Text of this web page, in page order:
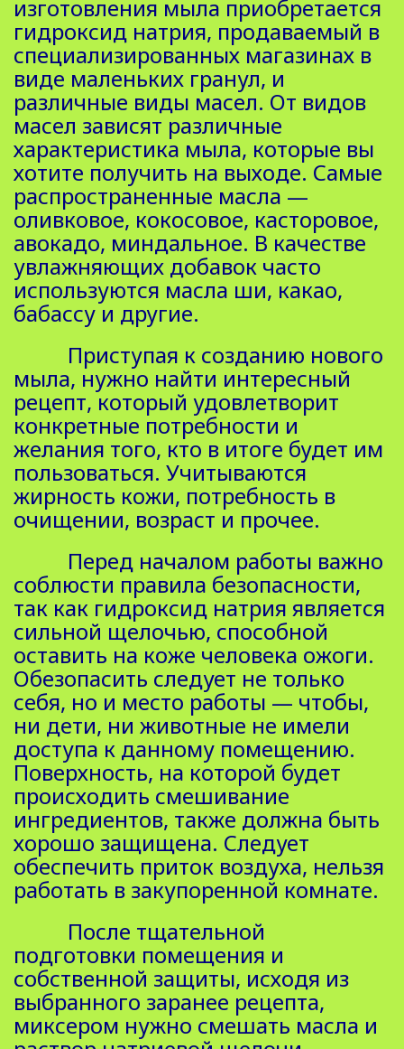
изготовления мыла приобретается
гидроксид натрия, продаваемый в
специализированных магазинах в
виде маленьких гранул, и
различные виды масел. От видов
масел зависят различные
характеристика мыла, которые вы
хотите получить на выходе. Самые
распространенные масла —
оливковое, кокосовое, касторовое,
авокадо, миндальное. В качестве
увлажняющих добавок часто
используются масла ши, какао,
бабассу и другие.
Приступая к созданию нового
мыла, нужно найти интересный
рецепт, который удовлетворит
конкретные потребности и
желания того, кто в итоге будет им
пользоваться. Учитываются
жирность кожи, потребность в
очищении, возраст и прочее.
Перед началом работы важно
соблюсти правила безопасности,
так как гидроксид натрия является
сильной щелочью, способной
оставить на коже человека ожоги.
Обезопасить следует не только
себя, но и место работы — чтобы,
ни дети, ни животные не имели
доступа к данному помещению.
Поверхность, на которой будет
происходить смешивание
ингредиентов, также должна быть
хорошо защищена. Следует
обеспечить приток воздуха, нельзя
работать в закупоренной комнате.
После тщательной
подготовки помещения и
собственной защиты, исходя из
выбранного заранее рецепта,
миксером нужно смешать масла и